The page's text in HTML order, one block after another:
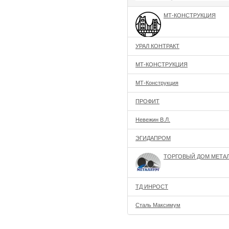
МТ-КОНСТРУКЦИЯ
УРАЛ КОНТРАКТ
МТ-КОНСТРУКЦИЯ
МТ-Конструкция
ПРОФИТ
Невежин В.Л.
ЭГИДАПРОМ
ТОРГОВЫЙ ДОМ
ТД ИНРОСТ
Сталь Максимум